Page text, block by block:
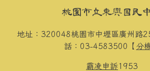
頁尾區域內容桃園市立東興國民
地址：320048桃園市中壢區廣州路
話：03-4583500【 分
霸凌申訴1953